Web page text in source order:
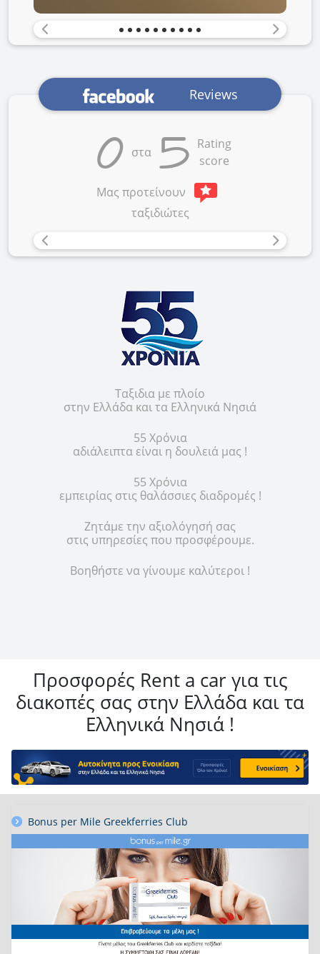
Previous Next
Ταξιδια με πλοίο
στην Ελλάδα και τα Ελληνικά Νησιά
55 Χρόνια
αδιάλειπτα είναι η δουλειά μας !
55 Χρόνια
εμπειρίας στις θαλάσσιες διαδρομές !
Ζητάμε την αξιολόγησή σας
στις υπηρεσίες που προσφέρουμε.
Βοηθήστε να γίνουμε καλύτεροι !
Reviews
0 στα 5 Rating
score
Μας προτείνουν
ταξιδιώτες
Previous Next
Προσφορές Rent a car για τις
διακοπές σας στην Ελλάδα και τα
Ελληνικά Νησιά !
Bonus per Mile Greekferries Club